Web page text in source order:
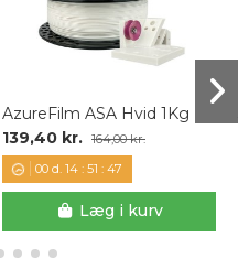
AzureFilm ASA Hvid 1Kg
139,40 kr. 164,00 kr.
00 d. 14 :51 :47
Læg i kurv